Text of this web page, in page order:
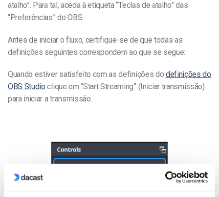
atalho”. Para tal, aceda à etiqueta “Teclas de atalho” das
“Preferências” do OBS.
Antes de iniciar o fluxo, certifique-se de que todas as
definições seguintes correspondem ao que se segue:
Quando estiver satisfeito com as definições do definições do
OBS Studio clique em “Start Streaming” (Iniciar transmissão)
para iniciar a transmissão.